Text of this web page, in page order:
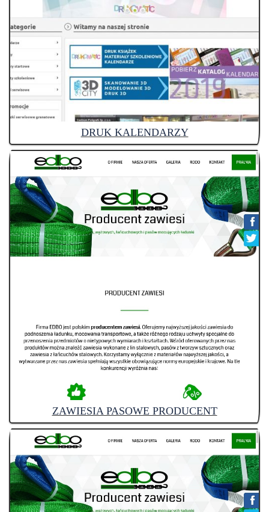
DRUK KALENDARZY
ZAWIESIA PASOWE PRODUCENT